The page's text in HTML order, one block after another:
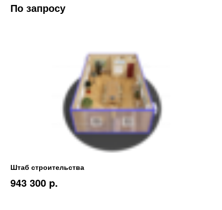
По запросу
Штаб строительства
943 300 p.